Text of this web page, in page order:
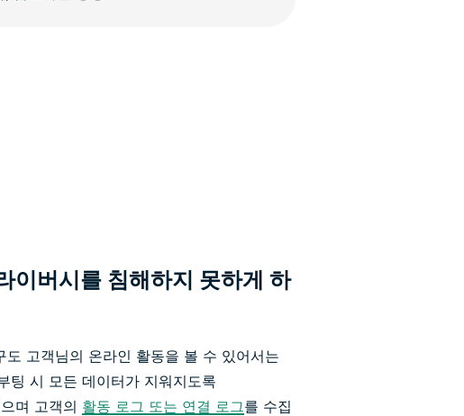
이버시를 침해하지 못하게 하
고객님의 온라인 활동을 볼 수 있어서는
팅 시 모든 데이터가 지워지도록
며 고객의 활동 로그 또는 연결 로그를 수집